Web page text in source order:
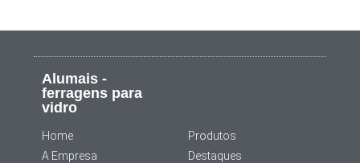
Alumais -
ferragens para
vidro
Home
A Empresa
Produtos
Destaques